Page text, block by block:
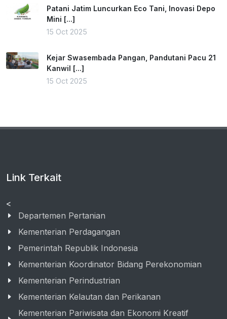
Patani Jatim Luncurkan Eco Tani, Inovasi Depo
Mini [...]
15 Oct 2025
Kejar Swasembada Pangan, Pandutani Pacu 21
Kanwil [...]
15 Oct 2025
Link Terkait
<
Departemen Pertanian
Kementerian Perdagangan
Pemerintah Republik Indonesia
Kementerian Koordinator Bidang Perekonomian
Kementerian Perindustrian
Kementerian Kelautan dan Perikanan
Kementerian Pariwisata dan Ekonomi Kreatif